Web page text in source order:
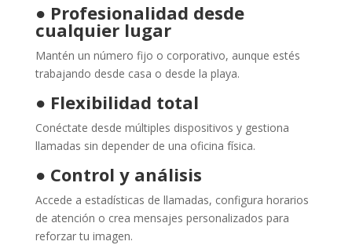
● Profesionalidad desde
cualquier lugar
Mantén un número fijo o corporativo, aunque estés
trabajando desde casa o desde la playa.
● Flexibilidad total
Conéctate desde múltiples dispositivos y gestiona
llamadas sin depender de una oficina física.
● Control y análisis
Accede a estadísticas de llamadas, configura horarios
de atención o crea mensajes personalizados para
reforzar tu imagen.